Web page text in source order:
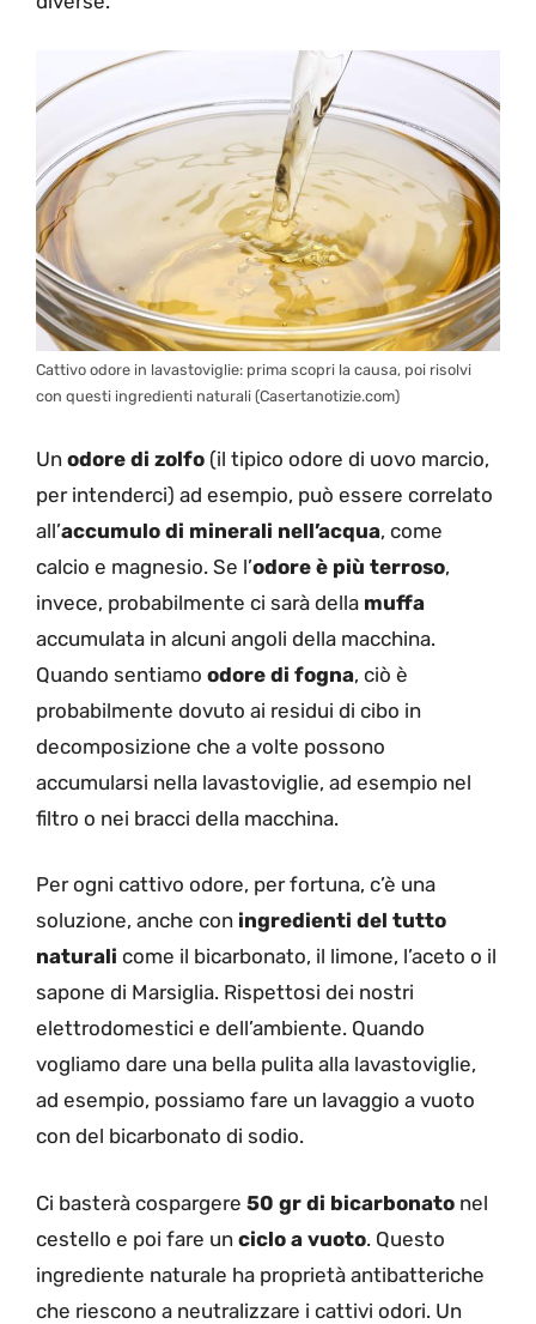
Cattivo odore in lavastoviglie: prima scopri la causa, poi risolvi
con questi ingredienti naturali (Casertanotizie.com)
Un odore di zolfo (il tipico odore di uovo marcio,
per intenderci) ad esempio, può essere correlato
all’accumulo di minerali nell’acqua, come
calcio e magnesio. Se l’odore è più terroso,
invece, probabilmente ci sarà della muffa
accumulata in alcuni angoli della macchina.
Quando sentiamo odore di fogna, ciò è
probabilmente dovuto ai residui di cibo in
decomposizione che a volte possono
accumularsi nella lavastoviglie, ad esempio nel
filtro o nei bracci della macchina.
Per ogni cattivo odore, per fortuna, c’è una
soluzione, anche con ingredienti del tutto
naturali come il bicarbonato, il limone, l’aceto o il
sapone di Marsiglia. Rispettosi dei nostri
elettrodomestici e dell’ambiente. Quando
vogliamo dare una bella pulita alla lavastoviglie,
ad esempio, possiamo fare un lavaggio a vuoto
con del bicarbonato di sodio.
Ci basterà cospargere 50 gr di bicarbonato nel
cestello e poi fare un ciclo a vuoto. Questo
ingrediente naturale ha proprietà antibatteriche
che riescono a neutralizzare i cattivi odori. Un